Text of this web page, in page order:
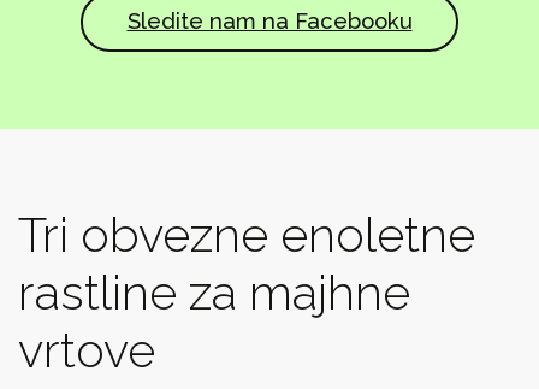
Sledite nam na Facebooku
Tri obvezne enoletne
rastline za majhne
vrtove